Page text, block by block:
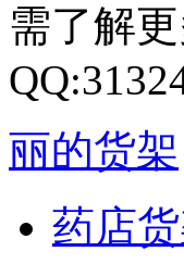
需了解
丽的货架
药店